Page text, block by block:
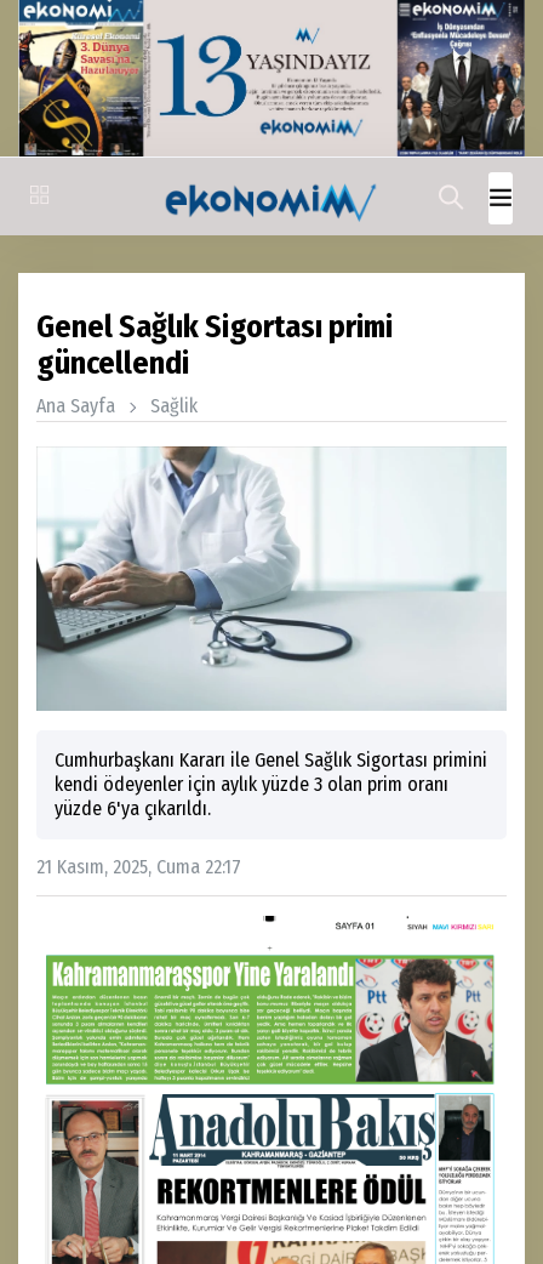
Genel Sağlık Sigortası primi
güncellendi
Ana Sayfa Sağlik
Cumhurbaşkanı Kararı ile Genel Sağlık Sigortası primini
kendi ödeyenler için aylık yüzde 3 olan prim oranı
yüzde 6'ya çıkarıldı.
21 Kasım, 2025, Cuma 22:17